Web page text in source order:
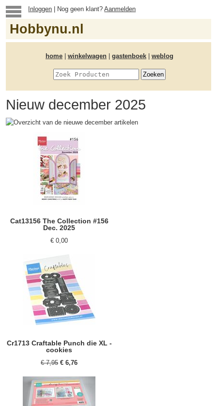
Inloggen | Nog geen klant?Aanmelden
Hobbynu.nl
home winkelwagen gastenboek weblog
Nieuw december 2025
Cat13156 The Collection #156
Dec. 2025
€ 0,00
Cr1713 Craftable Punch die XL -
cookies
€ 7,95 € 6,76